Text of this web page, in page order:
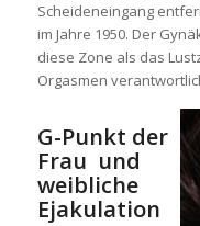
Scheideneingang
im Jahre 1950. Der
diese Zone als das
Orgasmen
G-Punkt der
Frau und
weibliche
Ejakulation